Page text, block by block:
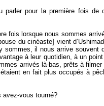
parler pour la première fois de
fois lorsque nous sommes
du cinéaste] vient
il nous arrive souvent
à leur quotidien, à un
arrivés là-bas, prêts à
en fait plus occupés à
avez-vous tourné?